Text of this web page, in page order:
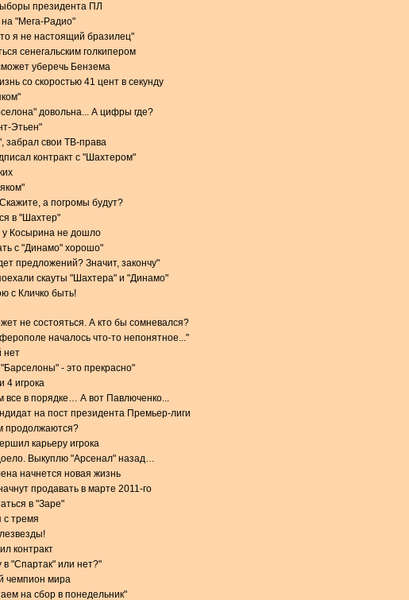
президента ПЛ
"Мега-Радио"
я не настоящий бразилец"
сенегальским голкипером
уберечь Бензема
со скоростью 41 цент в секунду
довольна... А цифры где?
Этьен"
забрал свои ТВ-права
контракт с "Шахтером"
а погромы будут?
в "Шахтер"
Косырина не дошло
с "Динамо" хорошо"
предложений? Значит, закончу"
скауты "Шахтера" и "Динамо"
с Кличко быть!
не состояться. А кто бы сомневался?
началось что-то непонятное..."
нет
- это прекрасно"
4 игрока
в порядке… А вот Павлюченко...
на пост президента Премьер-лиги
продолжаются?
карьеру игрока
Выкуплю "Арсенал" назад…
начнется новая жизнь
продавать в марте 2011-го
в "Заре"
с тремя
контракт
"Спартак" или нет?"
чемпион мира
на сбор в понедельник"